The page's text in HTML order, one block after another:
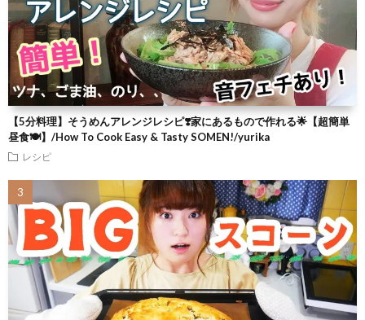
【5分料理】そうめんアレンジレシピ❣️家にあるもので作れる🌟【超簡単
昼食🍽】/How To Cook Easy & Tasty SOMEN!/yurika
レシピ